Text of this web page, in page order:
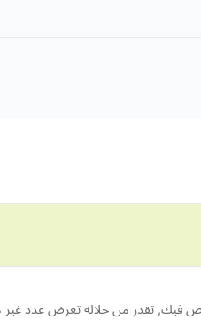
فيك, تقدر من خلاله تعرض عدد غير